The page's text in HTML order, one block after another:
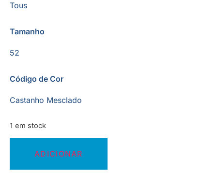
Tous
Tamanho
52
Código de Cor
Castanho Mesclado
1 em stock
ADICIONAR